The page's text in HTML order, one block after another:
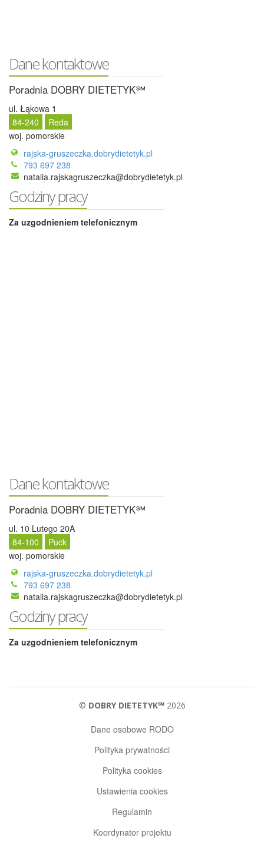
Dane kontaktowe
Poradnia DOBRY DIETETYK℠
ul. Łąkowa 1
84-240
Reda
woj. pomorskie
rajska-gruszeczka.dobrydietetyk.pl
793 697 238
natalia.rajskagruszeczka@dobrydietetyk.pl
Godziny pracy
Za uzgodnieniem telefonicznym
Dane kontaktowe
Poradnia DOBRY DIETETYK℠
ul. 10 Lutego 20A
84-100
Puck
woj. pomorskie
rajska-gruszeczka.dobrydietetyk.pl
793 697 238
natalia.rajskagruszeczka@dobrydietetyk.pl
Godziny pracy
Za uzgodnieniem telefonicznym
© DOBRY DIETETYK℠2026
Dane osobowe RODO
Polityka prywatności
Polityka cookies
Ustawienia cookies
Regulamin
Koordynator projektu